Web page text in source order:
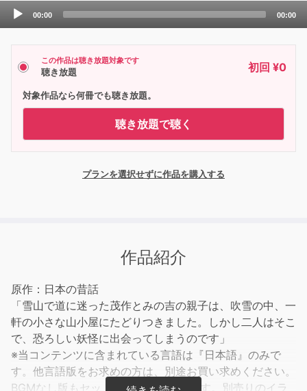
Audio
00:00 00:00
この作品は聴き放題対象です
聴き放題 初回 ¥0
対象作品なら何冊でも聴き放題。
聴き放題で聴く
プランを選択せずに作品を購入する
作品紹介
原作：日本の昔話
「雪山で道に迷った茂作とみの吉の親子は、吹雪の中、一
軒の小さな山小屋にたどりつきました。しかし二人はそこ
で、恐ろしい妖怪に出会ってしまうのです」
※当コンテンツに含まれている言語は『日本語』のみで
す。他言語版をお求めの方は、別途お買い求めください。
BGMなし版もセットで収録されています。別売りのイラ